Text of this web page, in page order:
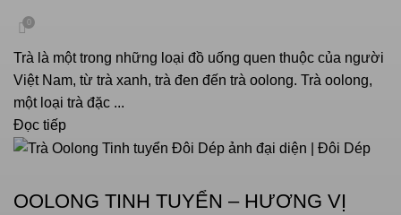
0
Trà là một trong những loại đồ uống quen thuộc của người
Việt Nam, từ trà xanh, trà đen đến trà oolong. Trà oolong,
một loại trà đặc ...
Đọc tiếp
OOLONG TINH TUYỂN – HƯƠNG VỊ